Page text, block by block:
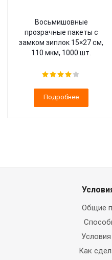
Восьмишовные
прозрачные пакеты с
замком зиплок 15×27 см,
110 мкм, 1000 шт.
Подробнее
Общие
Как